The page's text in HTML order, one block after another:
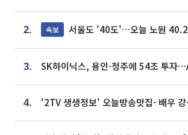
2. 속보 서울도 '40도'…오늘 노원
3.
4.